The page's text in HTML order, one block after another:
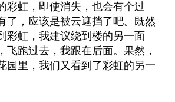
彩虹，即使消失，也会有个过
了，应该是被云遮挡了吧。既然
彩虹，我建议绕到楼的另一面
飞跑过去，我跟在后面。果然，
园里，我们又看到了彩虹的另一